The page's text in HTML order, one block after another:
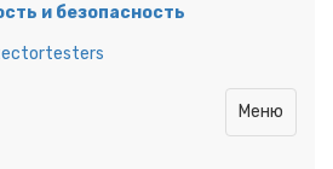
и безопасность
Меню